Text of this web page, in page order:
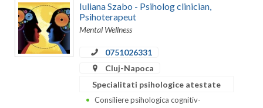
Cluj
Constanta
Iuliana Szabo - Psiholog clinician,
Psihoterapeut
Mental Wellness
0751026331
Cluj-Napoca
Specialitati psihologice atestate
Consiliere psihologica cognitiv-